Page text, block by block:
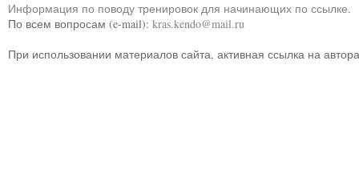
Информация по поводу тренировок для начинающих по ссылке.
По всем вопросам (e-mail): kras.kendo@mail.ru
При использовании материалов сайта, активная ссылка на